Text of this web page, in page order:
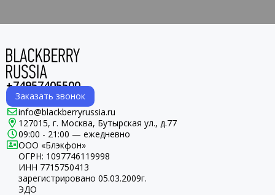
+74957405500
Заказать звонок
info@blackberryrussia.ru
127015, г. Москва, Бутырская ул., д.77
09:00 - 21:00 — ежедневно
ООО «Блэкфон»
ОГРН: 1097746119998
ИНН 7715750413
зарегистрировано 05.03.2009г.
ЭДО